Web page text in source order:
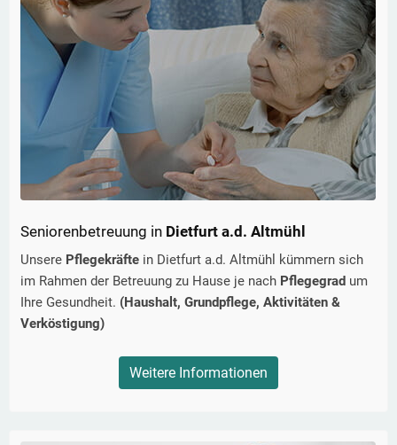
Seniorenbetreuung in Dietfurt a.d. Altmühl
Unsere Pflegekräfte in Dietfurt a.d. Altmühl kümmern sich
im Rahmen der Betreuung zu Hause je nach Pflegegrad um
Ihre Gesundheit. (Haushalt, Grundpflege, Aktivitäten &
Verköstigung)
Weitere Informationen